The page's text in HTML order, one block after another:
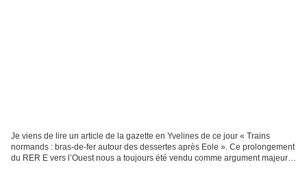
Je viens de lire un article de la gazette en Yvelines de ce jour « Trains
normands : bras-de-fer autour des dessertes après Eole ». Ce prolongement
du RER E vers l’Ouest nous a toujours été vendu comme argument majeur